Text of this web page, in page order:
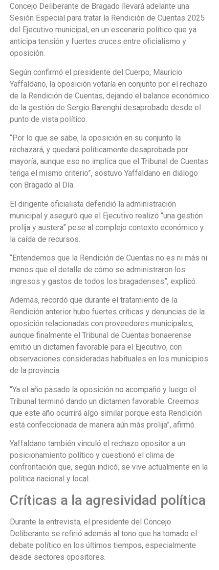
Concejo Deliberante de Bragado llevará adelante una
Sesión Especial para tratar la Rendición de Cuentas 2025
del Ejecutivo municipal, en un escenario político que ya
anticipa tensión y fuertes cruces entre oficialismo y
oposición.
Según confirmó el presidente del Cuerpo, Mauricio
Yaffaldano, la oposición votaría en conjunto por el rechazo
de la Rendición de Cuentas, dejando el balance económico
de la gestión de Sergio Barenghi desaprobado desde el
punto de vista político.
“Por lo que se sabe, la oposición en su conjunto la
rechazará, y quedará políticamente desaprobada por
mayoría, aunque eso no implica que el Tribunal de Cuentas
tenga el mismo criterio”, sostuvo Yaffaldano en diálogo
con Bragado al Día.
El dirigente oficialista defendió la administración
municipal y aseguró que el Ejecutivo realizó “una gestión
prolija y austera” pese al complejo contexto económico y
la caída de recursos.
“Entendemos que la Rendición de Cuentas no es ni más ni
menos que el detalle de cómo se administraron los
ingresos y gastos de todos los bragadenses”, explicó.
Además, recordó que durante el tratamiento de la
Rendición anterior hubo fuertes críticas y denuncias de la
oposición relacionadas con proveedores municipales,
aunque finalmente el Tribunal de Cuentas bonaerense
emitió un dictamen favorable para el Ejecutivo, con
observaciones consideradas habituales en los municipios
de la provincia.
“Ya el año pasado la oposición no acompañó y luego el
Tribunal terminó dando un dictamen favorable. Creemos
que este año ocurrirá algo similar porque esta Rendición
está confeccionada de manera aún más prolija”, afirmó.
Yaffaldano también vinculó el rechazo opositor a un
posicionamiento político y cuestionó el clima de
confrontación que, según indicó, se vive actualmente en la
política nacional y local.
Críticas a la agresividad política
Durante la entrevista, el presidente del Concejo
Deliberante se refirió además al tono que ha tomado el
debate político en los últimos tiempos, especialmente
desde sectores opositores.